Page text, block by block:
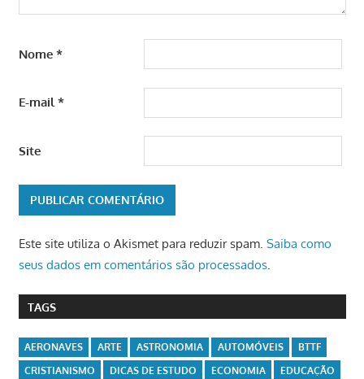
Nome *
E-mail*
Site
Este site utiliza o Akismet para reduzir spam. Saiba como
seus dados em comentários são processados.
TAGS
AERONAVES ARTE ASTRONOMIA AUTOMÓVEIS
BTTF
CRISTIANISMO
DICAS DE ESTUDO ECONOMIA
EDUCAÇÃO